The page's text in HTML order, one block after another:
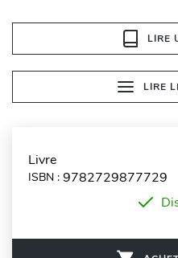
LIRE
LIRE
Livre
ISBN : 9782729877729